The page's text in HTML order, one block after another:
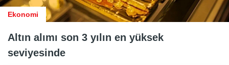
Ekonomi
Altın alımı son 3 yılın en yüksek
seviyesinde